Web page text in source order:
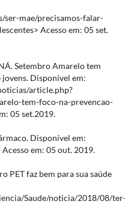
ser-mae/precisamos-falar-
Acesso em: 05 set.
Setembro Amarelo tem
Disponível em:
article.php?
tem-foco-na-prevencao-
05 set.2019.
Disponível em:
em: 05 out. 2019.
PET faz bem para sua saúde
Saude/noticia/2018/08/